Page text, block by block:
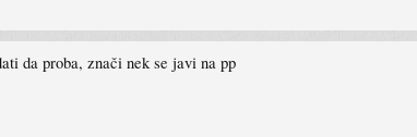
da proba, znači nek se javi na pp